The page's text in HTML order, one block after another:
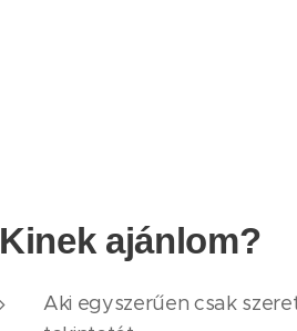
Kinek ajánlom?
Aki egyszerűen csak